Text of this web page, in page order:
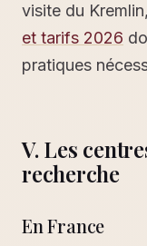
visite du
et tarifs 2026
pratiques
V. Les
recherche
En France